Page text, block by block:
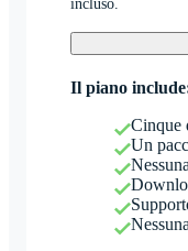
incluso.
Il piano
Cinque
Un